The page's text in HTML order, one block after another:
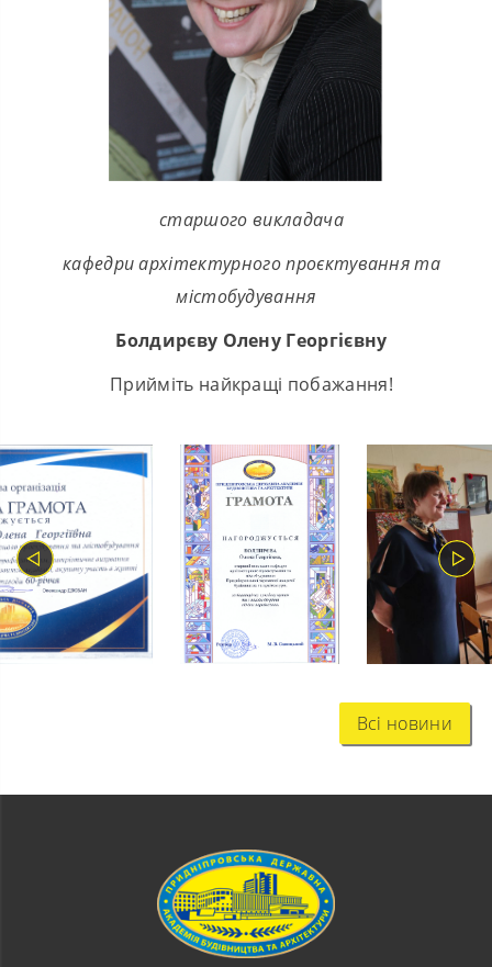
старшого викладача
кафедри архітектурного проєктування та
містобудування
Болдирєву Олену Георгієвну
Прийміть найкращі побажання!
Всі новини